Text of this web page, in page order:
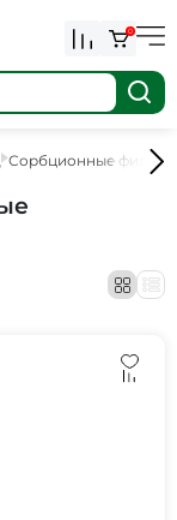
0
Сорбционные